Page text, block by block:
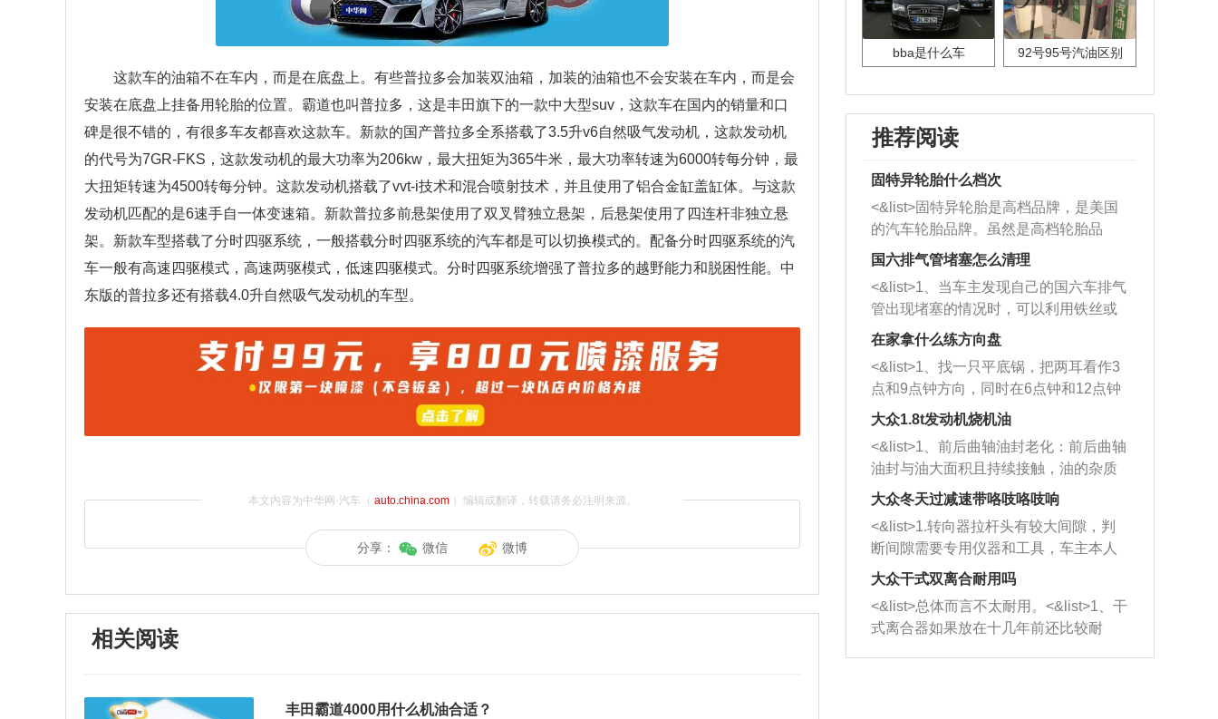
这款车的油箱不在车内，而是在底盘上。有些普拉多会加装双油箱，加装的油箱也不会安装在车内，而是会
安装在底盘上挂备用轮胎的位置。霸道也叫普拉多，这是丰田旗下的一款中大型suv，这款车在国内的销量和口
碑是很不错的，有很多车友都喜欢这款车。新款的国产普拉多全系搭载了3.5升v6自然吸气发动机，这款发动机
的代号为7GR-FKS，这款发动机的最大功率为206kw，最大扭矩为365牛米，最大功率转速为6000转每分钟，最
大扭矩转速为4500转每分钟。这款发动机搭载了vvt-i技术和混合喷射技术，并且使用了铝合金缸盖缸体。与这款
发动机匹配的是6速手自一体变速箱。新款普拉多前悬架使用了双叉臂独立悬架，后悬架使用了四连杆非独立悬
架。新款车型搭载了分时四驱系统，一般搭载分时四驱系统的汽车都是可以切换模式的。配备分时四驱系统的汽
车一般有高速四驱模式，高速两驱模式，低速四驱模式。分时四驱系统增强了普拉多的越野能力和脱困性能。中
东版的普拉多还有搭载4.0升自然吸气发动机的车型。
本文内容为中华网·汽车（ auto.china.com）编辑或翻译，转载请务必注明来源。
分享： 微信 微博
相关阅读
丰田霸道4000用什么机油合适？
bba是什么车 92号95号汽油区别
推荐阅读
固特异轮胎什么档次
<&list>固特异轮胎是高档品牌，是美国
的汽车轮胎品牌。虽然是高档轮胎品
牌，但是中高低端的轮胎都有生产，这
也是为了更好的开拓市场。
国六排气管堵塞怎么清理
<&list>1、当车主发现自己的国六车排气
管出现堵塞的情况时，可以利用铁丝或
者是细棍，直接将杂物给取出来，如果
堵塞情况比较严重，也可以采取应急措
施。 <&list>2、直接利用木棍将所有的
杂物推到排气管里面的位置处，然后将
三元催化器拆解开，就可以将堵塞的东
西取出来。但如果是因为积碳过多引起
的堵塞，就需要将三元催化器泡在草酸
洗剂对堵塞的情况得到解决，将清洗剂
放在燃油箱中，与燃油混合后，车辆启
动时，就可以和汽油一起进入到燃烧
室，最后形成废气排出，就可以让三元
催化器得到清洗，排气管堵塞的情况就
能够得到解决。
在家拿什么练方向盘
<&list>1、找一只平底锅，把两耳看作3
点和9点钟方向，同时在6点钟和12点钟
方向做一个标记。 <&list>2、双手握住
一圈半的练习，往右同样也要打相同的
圈数。 <&list>3、最后强调要反复练
习，这样就可以形成肌肉记忆，在真实
驾驶车辆时，不需要记忆也能打好方
向。
大众1.8t发动机烧机油
<&list>1、前后曲轴油封老化：前后曲轴
油封与油大面积且持续接触，油的杂质
和发动机内持续温度变化使其密封效果
逐渐减弱，导致渗油或漏油。<&list>2、
活塞间隙过大：积碳会使活塞环与缸体
的间隙扩大，导致机油流入燃烧室中，
造成烧机油。<&list>3、机油粘度。使用
机油粘度过小的话，同样会有烧机油现
象，机油粘度过小具有很好的流动性，
大众冬天过减速带咯吱咯吱响
<&list>1.转向器拉杆头有较大间隙，判
断间隙需要专用仪器和工具，车主本人
无法制作，需要将车辆送到修理厂或4s
店；<&list>2.车辆半轴套管防尘罩破
裂，破裂后会出现漏油现象，使半轴磨
损严重，磨损的半轴容易损坏，产生异
响；<&list>3.稳定器的转向胶套和球头
大众干式双离合耐用吗
<&list>总体而言不太耐用。<&list>1、干
式离合器如果放在十几年前还比较耐